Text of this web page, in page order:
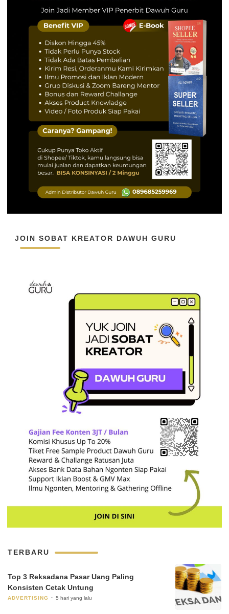
JOIN SOBAT KREATOR DAWUH GURU
TERBARU
Top 3 Reksadana Pasar Uang Paling
Konsisten Cetak Untung
ADVERTISING 5 hari yang lalu